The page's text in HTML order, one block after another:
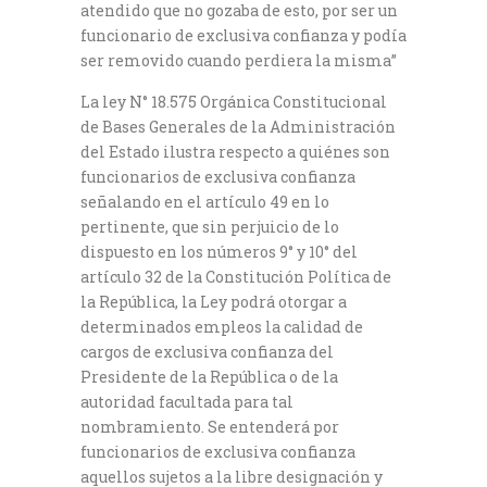
atendido que no gozaba de esto, por ser un
funcionario de exclusiva confianza y podía
ser removido cuando perdiera la misma”
La ley N° 18.575 Orgánica Constitucional
de Bases Generales de la Administración
del Estado ilustra respecto a quiénes son
funcionarios de exclusiva confianza
señalando en el artículo 49 en lo
pertinente, que sin perjuicio de lo
dispuesto en los números 9° y 10° del
artículo 32 de la Constitución Política de
la República, la Ley podrá otorgar a
determinados empleos la calidad de
cargos de exclusiva confianza del
Presidente de la República o de la
autoridad facultada para tal
nombramiento. Se entenderá por
funcionarios de exclusiva confianza
aquellos sujetos a la libre designación y